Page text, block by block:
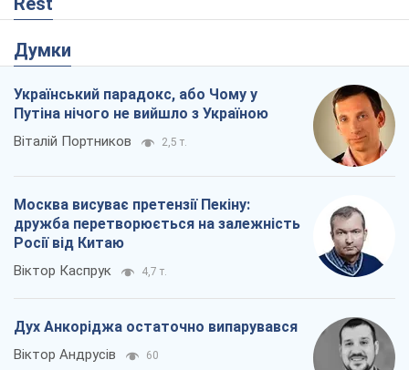
Думки
Український парадокс, або Чому у
Путіна нічого не вийшло з Україною
Віталій Портников 2,5 т.
Москва висуває претензії Пекіну:
дружба перетворюється на залежність
Росії від Китаю
Віктор Каспрук 4,7 т.
Дух Анкоріджа остаточно випарувався
Віктор Андрусів 60